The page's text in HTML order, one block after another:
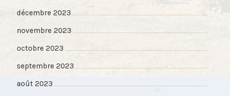
décembre 2023
novembre 2023
octobre 2023
septembre 2023
août 2023